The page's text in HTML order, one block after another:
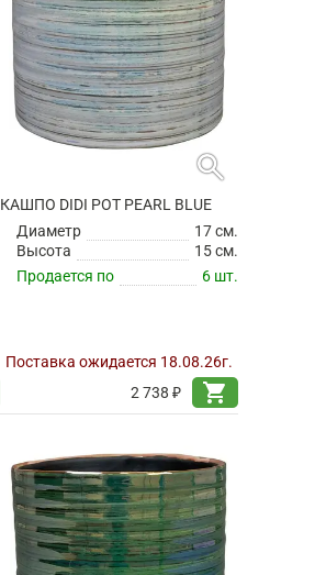
search
КАШПО DIDI POT PEARL BLUE
Диаметр
17 см.
Высота
15 см.
Продается по
6 шт.
Поставка ожидается 18.08.26г.
2 738 ₽
shopping_cart